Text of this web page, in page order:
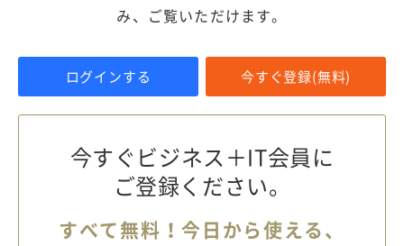
み、ご覧いただけます。
ログインする 今すぐ登録(無料)
今すぐビジネス＋IT会員に
ご登録ください。
すべて無料！今日から使える、